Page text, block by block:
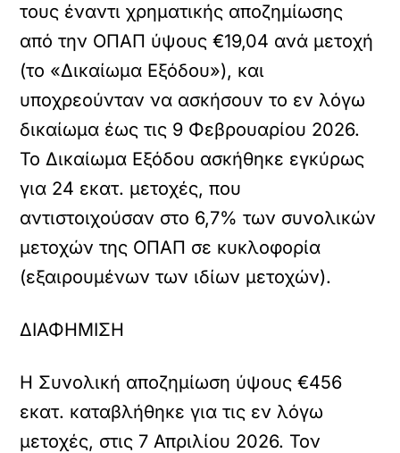
τους έναντι χρηματικής αποζημίωσης
από την OΠΑΠ ύψους €19,04 ανά μετοχή
(το «Δικαίωμα Εξόδου»), και
υποχρεούνταν να ασκήσουν το εν λόγω
δικαίωμα έως τις 9 Φεβρουαρίου 2026.
Το Δικαίωμα Εξόδου ασκήθηκε εγκύρως
για 24 εκατ. μετοχές, που
αντιστοιχούσαν στο 6,7% των συνολικών
μετοχών της OΠΑΠ σε κυκλοφορία
(εξαιρουμένων των ιδίων μετοχών).
ΔΙΑΦΗΜΙΣΗ
Η Συνολική αποζημίωση ύψους €456
εκατ. καταβλήθηκε για τις εν λόγω
μετοχές, στις 7 Απριλίου 2026. Τον